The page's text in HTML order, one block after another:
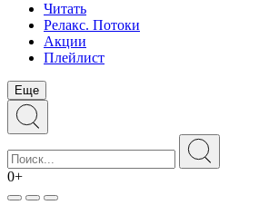
Читать
Релакс. Потоки
Акции
Плейлист
Еще
0+